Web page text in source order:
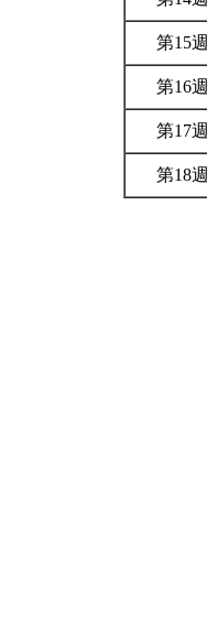
第15週
第16週
第17週
第18週